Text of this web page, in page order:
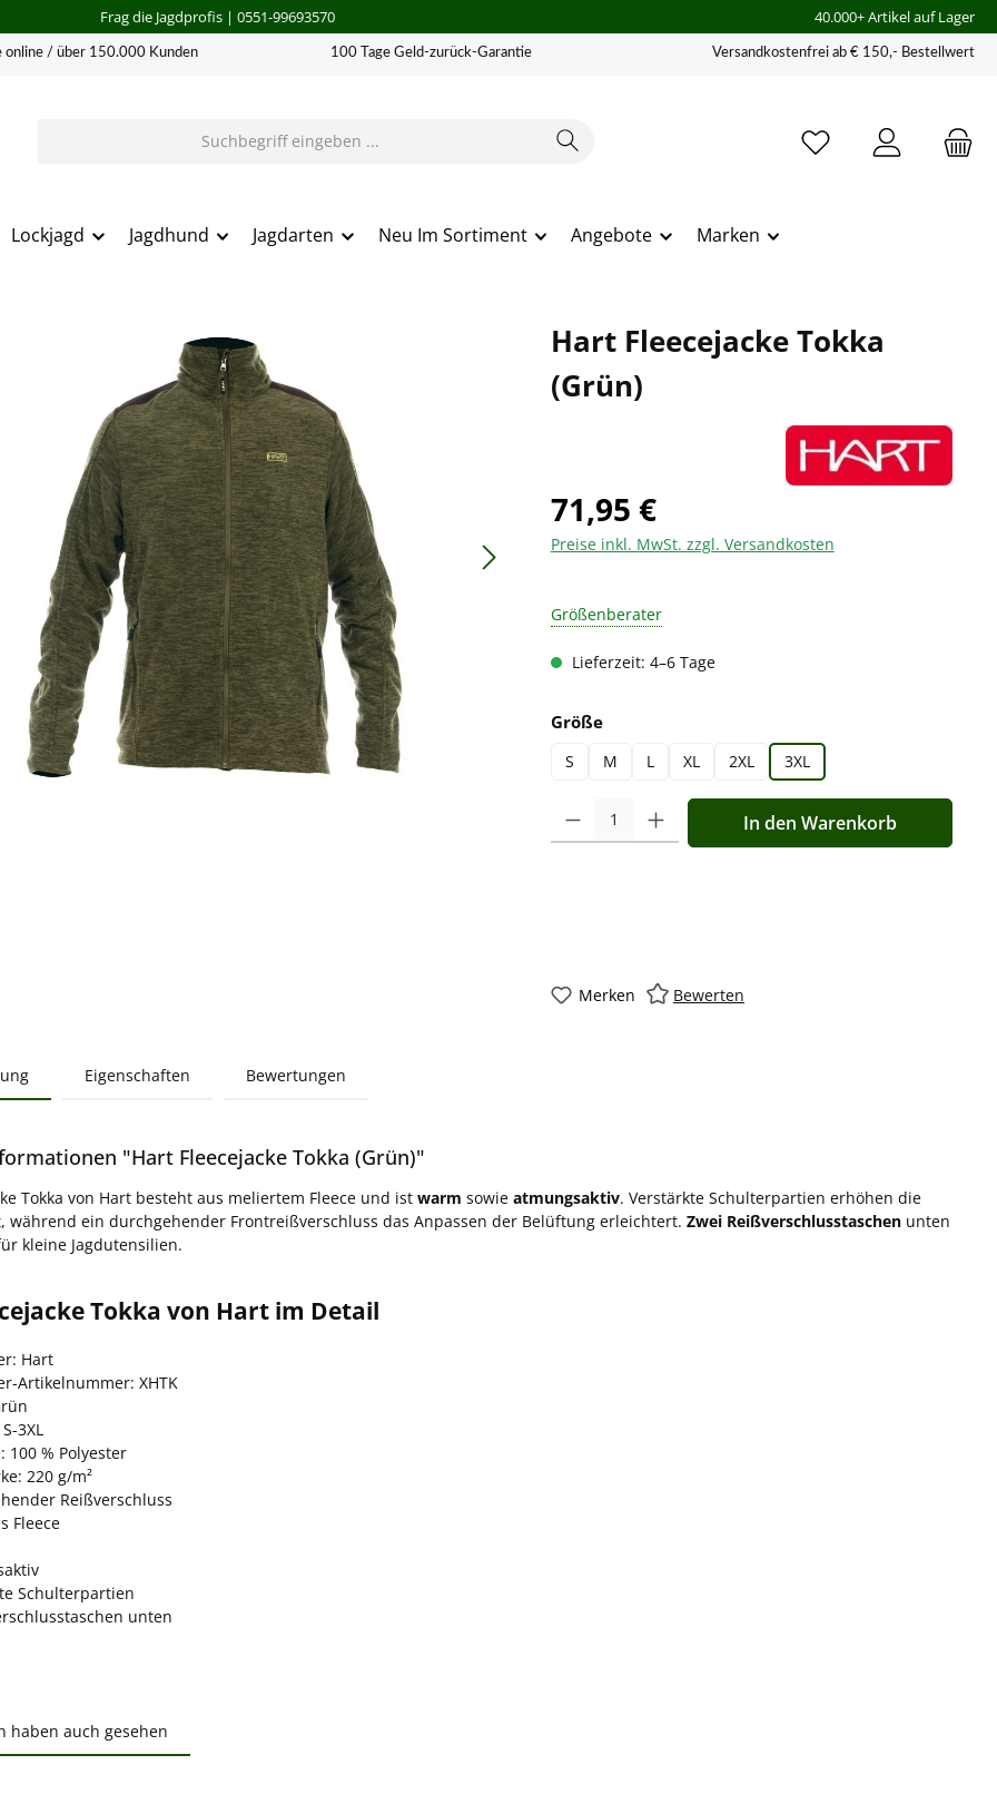
Frag die Jagdprofis| 0551-99693570 40.000+ Artikel auf Lager
online / über 150.000 Kunden 100 Tage Geld-zurück-Garantie Versandkostenfrei ab € 150,- Bestellwert
Lockjagd Jagdhund Jagdarten Neu Im Sortiment Angebote Marken
Hart Fleecejacke Tokka
(Grün)
71,95 €
Preise inkl. MwSt. zzgl. Versandkosten
Größenberater
Lieferzeit: 4–6 Tage
Größeauswählen
S M L XL 2XL 3XL
Produkt Anzahl: Gib den gewünschten Wert ein oder
In den Warenkorb
Merken Bewerten
Eigenschaften Bewertungen
"Hart Fleecejacke Tokka (Grün)"
Tokka von Hart besteht aus meliertem Fleece und ist warm sowie atmungsaktiv. Verstärkte Schulterpartien erhöhen die
während ein durchgehender Frontreißverschluss das Anpassen der Belüftung erleichtert. Zwei Reißverschlusstaschen unten
kleine Jagdutensilien.
Tokka von Hart im Detail
Hart
Artikelnummer: XHTK
3XL
100 % Polyester
220 g/m²
Reißverschluss
Fleece
Schulterpartien
unten
haben auch gesehen